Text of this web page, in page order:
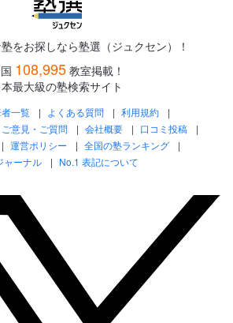
をお探しなら塾選（ジュクセン）！
108,995 教室掲載！
本最大級の塾検索サイト
一覧 よくある質問
利用規約
ご意見・ご質問 会社概要
口コミ投稿
運営ポリシー
全国の塾ランキング
ャーナル
No.1 表記について